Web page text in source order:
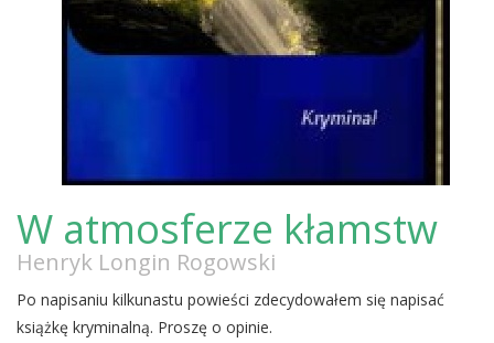
W atmosferze kłamstw
Henryk Longin Rogowski
Po napisaniu kilkunastu powieści zdecydowałem się napisać
książkę kryminalną. Proszę o opinie.